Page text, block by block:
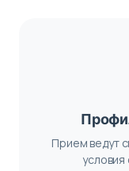
Прием ведут
условия